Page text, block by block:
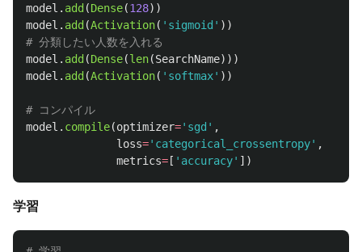
model . add (Dense(128))
model . add (Activation( ' sigmoid ' ))
model . add (Dense(len(SearchName)))
model . add (Activation( ' softmax' ))
model . compile(optimizer=' sgd ' ,
loss=' categorical_crossentropy' ,
metrics= [ ' accuracy' ])
学習